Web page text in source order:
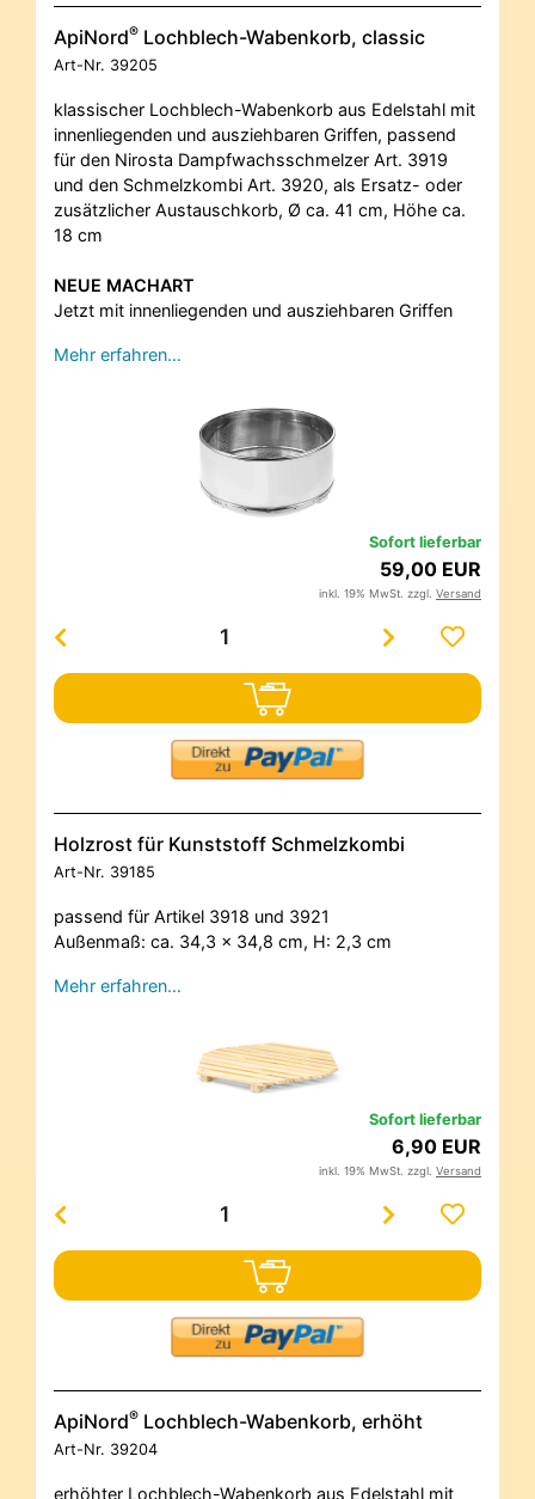
ApiNord® Lochblech-Wabenkorb, classic
Art-Nr. 39205
klassischer Lochblech-Wabenkorb aus Edelstahl mit
innenliegenden und ausziehbaren Griffen, passend
für den Nirosta Dampfwachsschmelzer Art. 3919
und den Schmelzkombi Art. 3920, als Ersatz- oder
zusätzlicher Austauschkorb, Ø ca. 41 cm, Höhe ca.
18 cm
NEUE MACHART
Jetzt mit innenliegenden und ausziehbaren Griffen
Mehr erfahren…
Sofort lieferbar
59,00 EUR
inkl. 19% MwSt. zzgl. Versand
Holzrost für Kunststoff Schmelzkombi
Art-Nr. 39185
passend für Artikel 3918 und 3921
Außenmaß: ca. 34,3 x 34,8 cm, H: 2,3 cm
Mehr erfahren…
Sofort lieferbar
6,90 EUR
inkl. 19% MwSt. zzgl. Versand
ApiNord® Lochblech-Wabenkorb, erhöht
Art-Nr. 39204
erhöhter Lochblech-Wabenkorb aus Edelstahl mit